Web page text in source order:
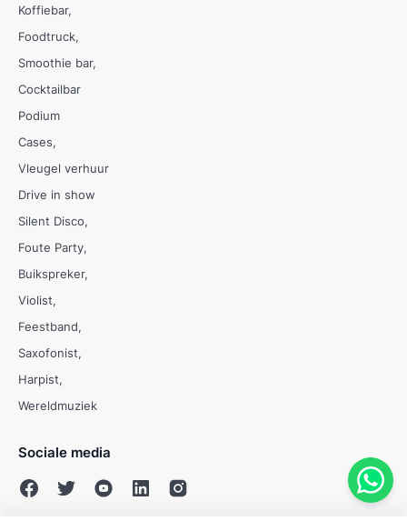
Koffiebar
Foodtruck
Smoothie bar
Cocktailbar
Podium
Cases
Vleugel verhuur
Drive in show
Silent Disco
Foute Party
Buikspreker
Violist
Feestband
Saxofonist
Harpist
Wereldmuziek
Sociale media